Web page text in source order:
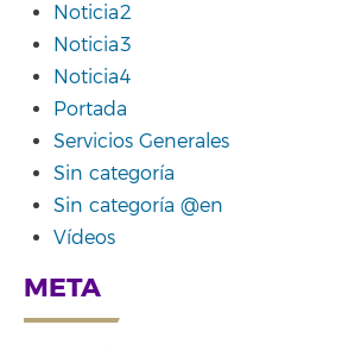
Noticia2
Noticia3
Noticia4
Portada
Servicios Generales
Sin categoría
Sin categoría @en
Vídeos
META